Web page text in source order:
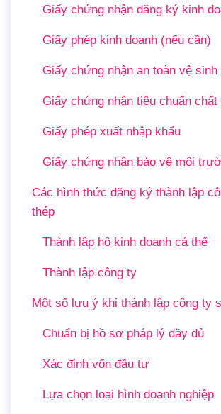
Giấy chứng nhận đăng ký kinh
Giấy phép kinh doanh (nếu cần)
Giấy chứng nhận an toàn vệ sinh
Giấy chứng nhận tiêu chuẩn
Giấy phép xuất nhập khẩu
Giấy chứng nhận bảo vệ môi
Các hình thức đăng ký thành lập
thép
Thành lập hộ kinh doanh cá thể
Thành lập công ty
Một số lưu ý khi thành lập công ty
Chuẩn bị hồ sơ pháp lý đầy đủ
Xác định vốn đầu tư
Lựa chọn loại hình doanh nghiệp